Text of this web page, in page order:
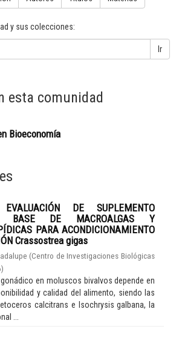
y sus colecciones:
Ir
esta comunidad
Bioeconomía
DE SUPLEMENTO
BASE DE MACROALGAS Y
PARA ACONDICIONAMIENTO
Crassostrea gigas
(Centro de Investigaciones Biológicas
)
en moluscos bivalvos depende en
y calidad del alimento, siendo las
calcitrans e Isochrysis galbana, la
...